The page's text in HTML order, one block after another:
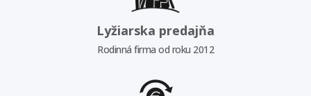
Lyžiarska predajňa
Rodinná firma od roku 2012